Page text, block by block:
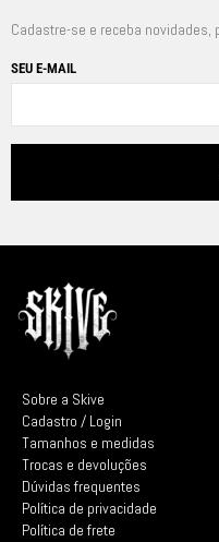
Cadastre-se e receba
SEU E-MAIL
Sobre a Skive
Cadastro / Login
Tamanhos e medidas
Trocas e devoluções
Dúvidas frequentes
Política de privacidade
Política de frete